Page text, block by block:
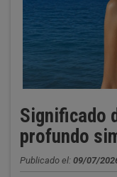
Significado
profundo
Publicado el: 09/07/